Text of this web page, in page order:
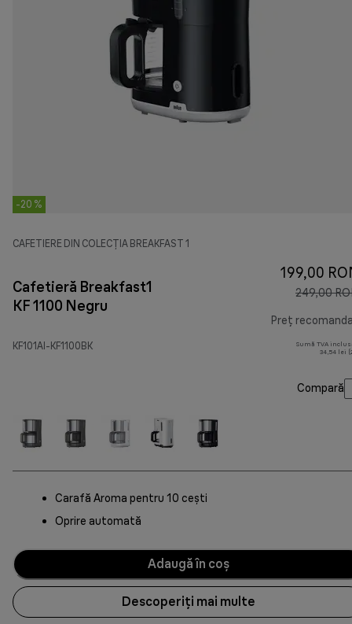
-20 %
CAFETIERE DIN COLECȚIA BREAKFAST 1
Cafetieră Breakfast1
KF 1100 Negru
KF101AI-KF1100BK
199,00
249,00
Preț
Sumă TVA
34,54 lei
Compară
Carafă Aroma pentru 10 cești
Oprire automată
Adaugă în coș
Descoperiți mai multe